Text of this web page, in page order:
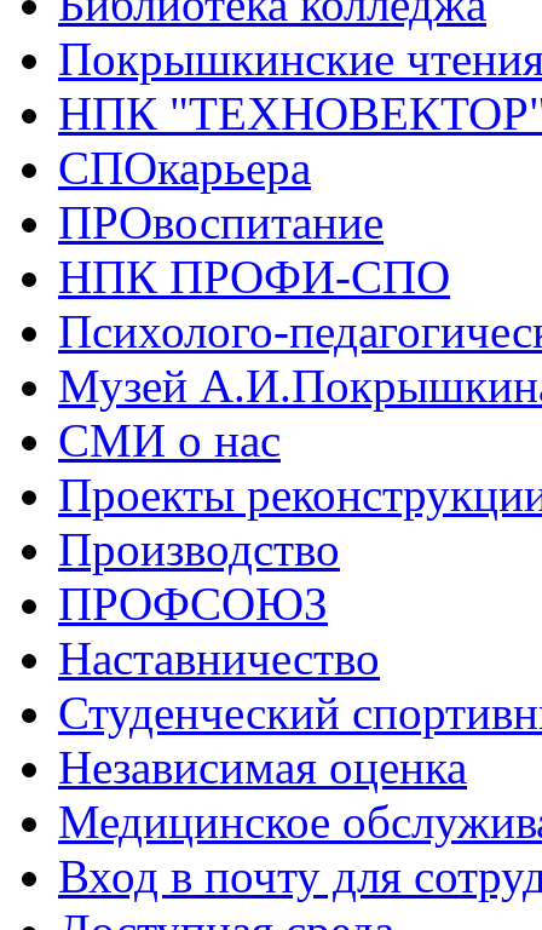
Покрышкинские
НПК
СПОкарьера
ПРОвоспитание
НПК ПРОФИ-СПО
Психолого-
Музей
СМИ о нас
Проекты
Производство
ПРОФСОЮЗ
Наставничество
Студенческий
Независимая оценка
Медицинское
Вход в почту для